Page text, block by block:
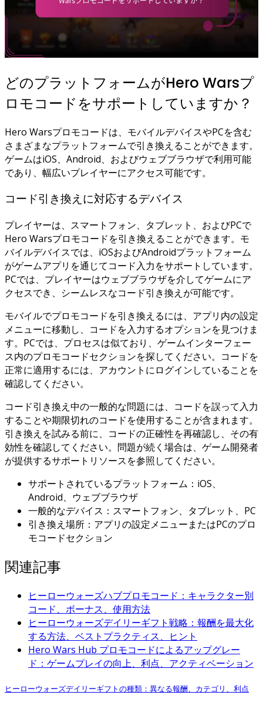
どのプラットフォームがHero Warsプ
ロモコードをサポートしていますか？
Hero Warsプロモコードは、モバイルデバイスやPCを含む
さまざまなプラットフォームで引き換えることができます。
ゲームはiOS、Android、およびウェブブラウザで利用可能
であり、幅広いプレイヤーにアクセス可能です。
コード引き換えに対応するデバイス
プレイヤーは、スマートフォン、タブレット、およびPCで
Hero Warsプロモコードを引き換えることができます。モ
バイルデバイスでは、iOSおよびAndroidプラットフォーム
がゲームアプリを通じてコード入力をサポートしています。
PCでは、プレイヤーはウェブブラウザを介してゲームにア
クセスでき、シームレスなコード引き換えが可能です。
モバイルでプロモコードを引き換えるには、アプリ内の設定
メニューに移動し、コードを入力するオプションを見つけま
す。PCでは、プロセスは似ており、ゲームインターフェー
ス内のプロモコードセクションを探してください。コードを
正常に適用するには、アカウントにログインしていることを
確認してください。
コード引き換え中の一般的な問題には、コードを誤って入力
することや期限切れのコードを使用することが含まれます。
引き換えを試みる前に、コードの正確性を再確認し、その有
効性を確認してください。問題が続く場合は、ゲーム開発者
が提供するサポートリソースを参照してください。
サポートされているプラットフォーム：iOS、
Android、ウェブブラウザ
一般的なデバイス：スマートフォン、タブレット、PC
引き換え場所：アプリの設定メニューまたはPCのプロ
モコードセクション
関連記事
ヒーローウォーズハブプロモコード：キャラクター別
コード、ボーナス、使用方法
ヒーローウォーズデイリーギフト戦略：報酬を最大化
する方法、ベストプラクティス、ヒント
Hero Wars Hub プロモコードによるアップグレー
ド：ゲームプレイの向上、利点、アクティベーション
ヒーローウォーズデイリーギフトの種類：異なる報酬、カテゴリ、利点